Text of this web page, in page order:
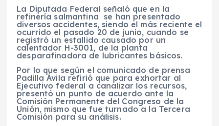
La Diputada Federal señaló que en la
refinería salmantina se han presentado
diversos accidentes, siendo el más reciente el
ocurrido el pasado 20 de junio, cuando se
registró un estallido causado por un
calentador H-3001, de la planta
desparafinadora de lubricantes básicos.
Por lo que según el comunicado de prensa
Padilla Ávila refirió que para exhortar al
Ejecutivo federal a canalizar los recursos,
presentó un punto de acuerdo ante la
Comisión Permanente del Congreso de la
Unión, mismo que fue turnado a la Tercera
Comisión para su análisis.